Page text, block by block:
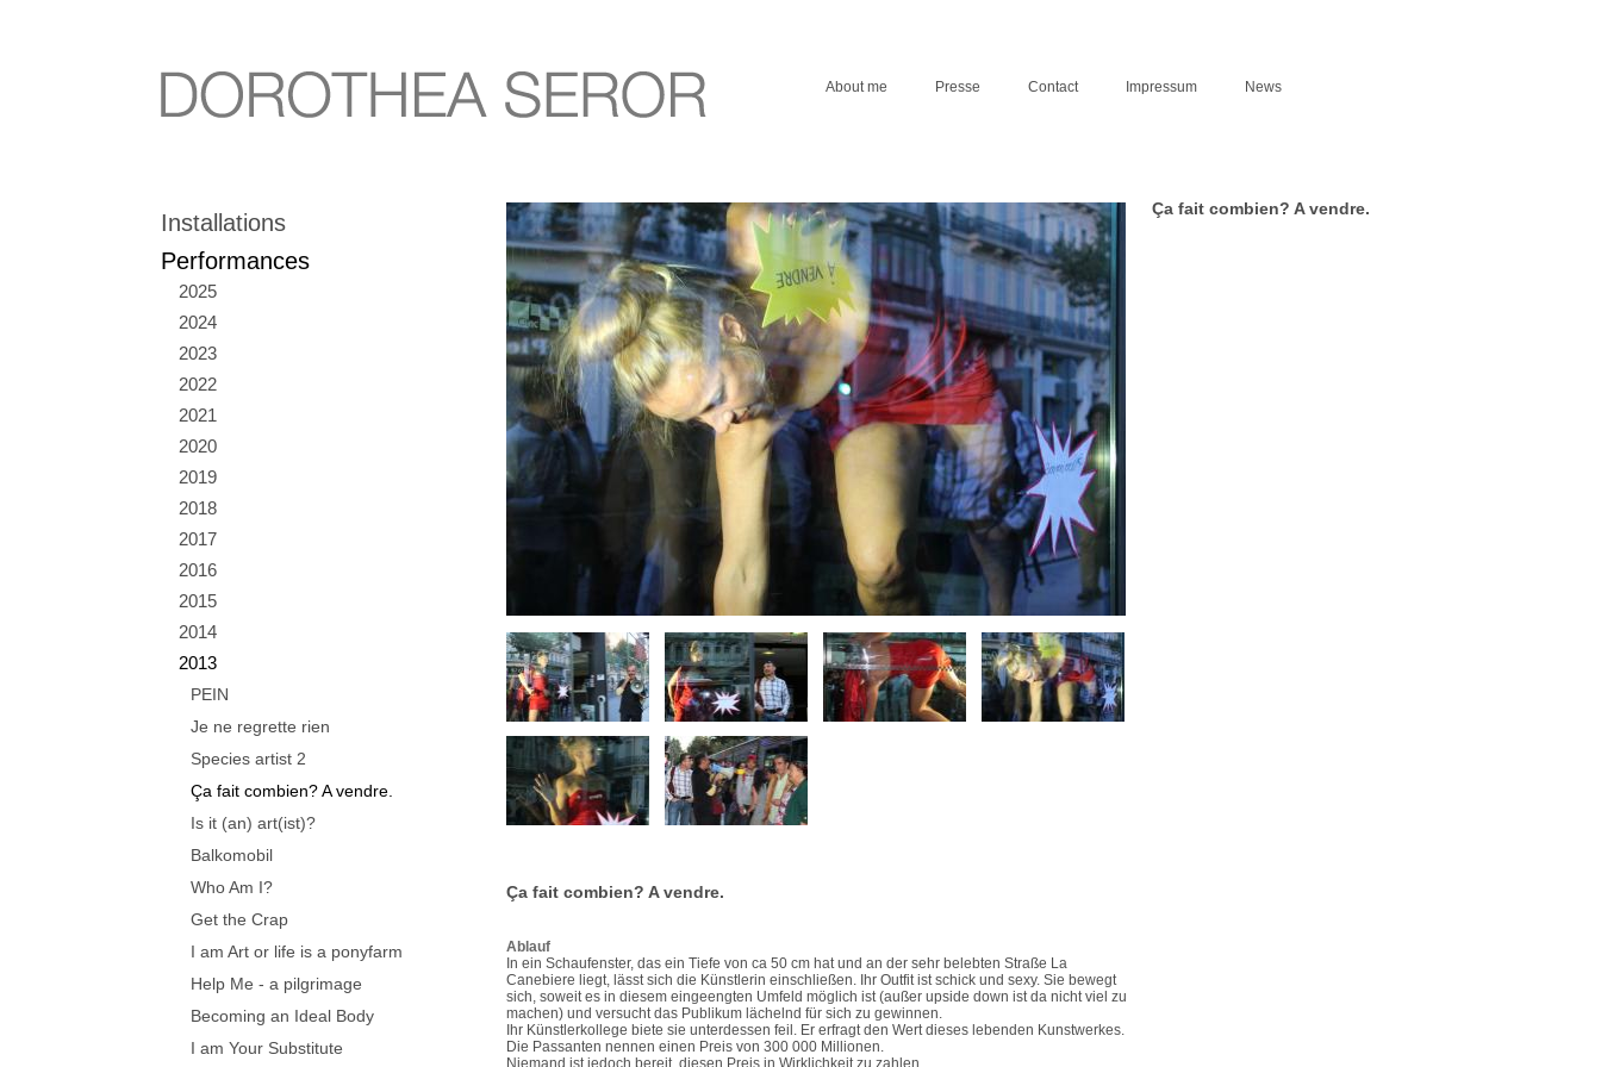
About me Presse Contact Impressum News
Installations
Performances
2025
2024
2023
2022
2021
2020
2019
2018
2017
2016
2015
2014
2013
PEIN
Je ne regrette rien
Species artist 2
Ça fait combien? A vendre.
Is it (an) art(ist)?
Balkomobil
Who Am I?
Get the Crap
I am Art or life is a ponyfarm
Help Me - a pilgrimage
Becoming an Ideal Body
I am Your Substitute
Ça fait combien? A vendre.
Ça fait combien? A vendre.
Ablauf
In ein Schaufenster, das ein Tiefe von ca 50 cm hat und an der sehr belebten Straße La
Canebiere liegt, lässt sich die Künstlerin einschließen. Ihr Outfit ist schick und sexy. Sie bewegt
sich, soweit es in diesem eingeengten Umfeld möglich ist (außer upside down ist da nicht viel zu
machen) und versucht das Publikum lächelnd für sich zu gewinnen.
Ihr Künstlerkollege biete sie unterdessen feil. Er erfragt den Wert dieses lebenden Kunstwerkes.
Die Passanten nennen einen Preis von 300 000 Millionen.
Niemand ist jedoch bereit, diesen Preis in Wirklichkeit zu zahlen.